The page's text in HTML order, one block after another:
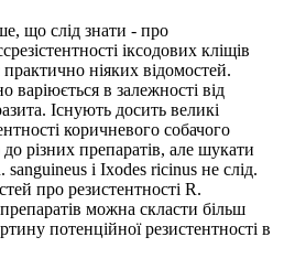
що слід знати - про
іксодових кліщів
ніяких відомостей.
варіюється в залежності від
Існують досить великі
коричневого собачого
різних препаратів, але шукати
sanguineus і Ixodes ricinus не слід.
про резистентності R.
можна скласти більш
потенційної резистентності в